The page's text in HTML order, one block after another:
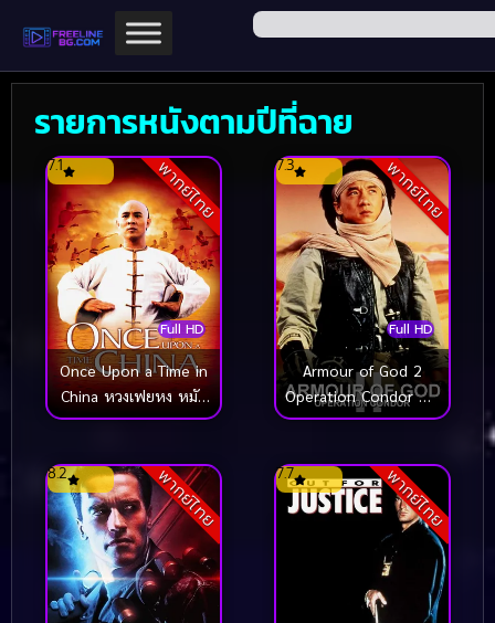
รายการหนังตามปีที่ฉาย
พากย์ไทย
Full HD
7.1
Once Upon a Time in
China หวงเฟยหง หมัด
บินทะลุเหล็ก (1991)
พากย์ไทย
Full HD
7.3
Armour of God 2
Operation Condor ฟัด
ข้ามโลก ล่าขุมทรัพย์นาซี
พากย์ไทย
8.2 พากย์ไทย
7.7